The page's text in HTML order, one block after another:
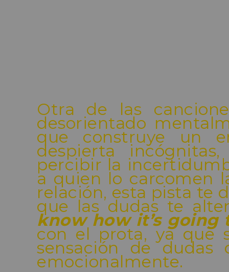
Otra de las
desorientado
que construye un
despierta
percibir la
a quien lo carcomen
relación, esta pista te
que las dudas te
know how it’s going
con el prota, ya que
sensación de
emocionalmente.